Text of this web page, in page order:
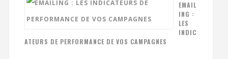
EMAIL
ING :
LES
INDIC
ATEURS DE PERFORMANCE DE VOS CAMPAGNES